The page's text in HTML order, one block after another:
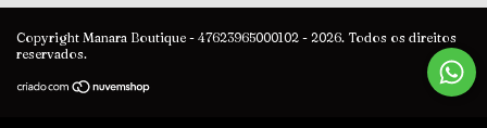
Copyright Manara Boutique - 47623965000102 - 2026. Todos os direitos
reservados.